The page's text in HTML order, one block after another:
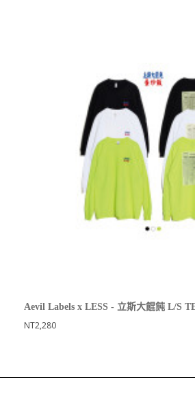
Aevil Labels x LESS - 立斯大餛飩 L/S
NT2,280